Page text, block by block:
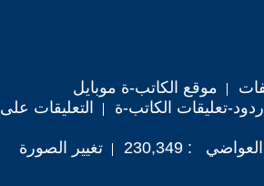
موقع الكاتب-ة موبايل
ردود-تعليقات الكاتب-ة
التعليقات على
: 230,349
تغيير الصورة